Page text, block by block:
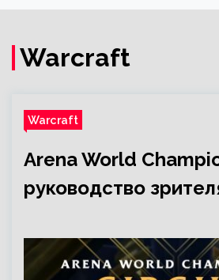
Warcraft
Warcraft
Arena World
руководство